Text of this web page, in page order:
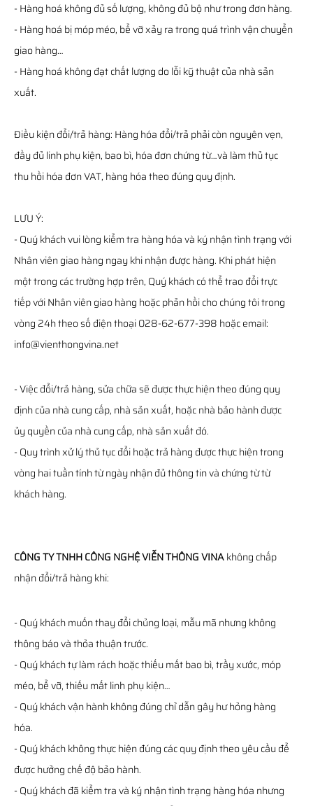
- Hàng hoá không đủ số lượng, không đủ bộ như trong đơn hàng.
- Hàng hoá bị móp méo, bể vỡ xảy ra trong quá trình vận chuyển
giao hàng…
- Hàng hoá không đạt chất lượng do lỗi kỹ thuật của nhà sản
xuất.
Điều kiện đổi/trả hàng: Hàng hóa đổi/trả phải còn nguyên vẹn,
đầy đủ linh phụ kiện, bao bì, hóa đơn chứng từ…và làm thủ tục
thu hồi hóa đơn VAT, hàng hóa theo đúng quy định.
LƯU Ý:
- Quý khách vui lòng kiểm tra hàng hóa và ký nhận tình trạng với
Nhân viên giao hàng ngay khi nhận được hàng. Khi phát hiện
một trong các trường hợp trên, Quý khách có thể trao đổi trực
tiếp với Nhân viên giao hàng hoặc phản hồi cho chúng tôi trong
vòng 24h theo số điện thoại 028-62-677-398 hoặc email:
info@vienthongvina.net
- Việc đổi/trả hàng, sửa chữa sẽ được thực hiện theo đúng quy
định của nhà cung cấp, nhà sản xuất, hoặc nhà bảo hành được
ủy quyền của nhà cung cấp, nhà sản xuất đó.
- Quy trình xử lý thủ tục đổi hoặc trả hàng được thực hiện trong
vòng hai tuần tính từ ngày nhận đủ thông tin và chứng từ từ
khách hàng.
CÔNG TY TNHH CÔNG NGHỆ VIỄN THÔNG VINAkhông chấp
nhận đổi/trả hàng khi:
- Quý khách muốn thay đổi chủng loại, mẫu mã nhưng không
thông báo và thỏa thuận trước.
- Quý khách tự làm rách hoặc thiếu mất bao bì, trầy xước, móp
méo, bể vỡ, thiếu mất linh phụ kiện…
- Quý khách vận hành không đúng chỉ dẫn gây hư hỏng hàng
hóa.
- Quý khách không thực hiện đúng các quy định theo yêu cầu để
được hưởng chế độ bảo hành.
- Quý khách đã kiểm tra và ký nhận tình trạng hàng hóa nhưng